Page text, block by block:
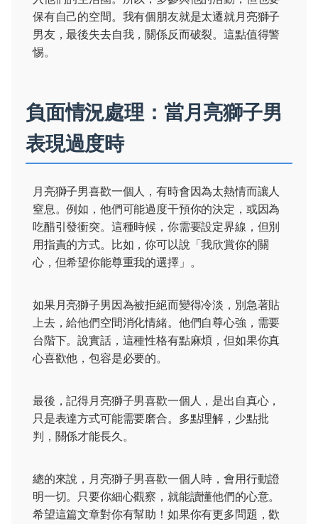
保有自己的空間。我有個朋友就是太遷就月亮獅子
男友，最後失去自我，關係反而破裂。這點值得警
惕。
負面情況處理：當月亮獅子男
表現過度時
月亮獅子男喜歡一個人，有時會因為太熱情而讓人
窒息。例如，他們可能過度干預你的決定，或因為
吃醋引發衝突。這種時候，你需要設定界線，但別
用指責的方式。比如，你可以說「我欣賞你的關
心，但希望你能尊重我的選擇」。
如果月亮獅子男因為被拒絕而變得冷淡，別急著貼
上去，給他們空間消化情緒。他們自尊心強，需要
台階下。說實話，這種性格有點麻煩，但如果你真
心喜歡他，包容是必要的。
最後，記得月亮獅子男喜歡一個人，是出自真心，
只是表達方式可能需要磨合。多點理解，少點批
判，關係才能長久。
總的來說，月亮獅子男喜歡一個人時，會用行動證
明一切。只要你細心觀察，就能讀懂他們的心意。
希望這篇文章對你有幫助！如果你有更多問題，歡